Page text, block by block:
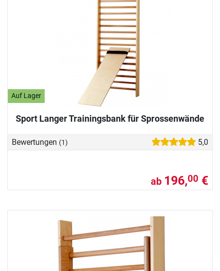
Auf Lager
Sport Langer Trainingsbank für Sprossenwände
Bewertungen (1) 5,0
ab 196,00 €